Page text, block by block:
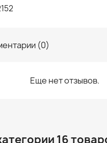
(0)
Еще нет отзывов.
16